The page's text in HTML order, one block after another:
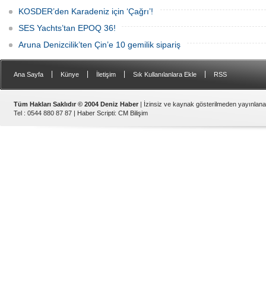
KOSDER’den Karadeniz için ‘Çağrı’!
SES Yachts’tan EPOQ 36!
Aruna Denizcilik’ten Çin’e 10 gemilik sipariş
Ana Sayfa Künye İletişim Sık Kullanılanlara Ekle RSS
Tüm Hakları Saklıdır © 2004 Deniz Haber | İzinsiz ve kaynak gösterilmeden
Tel : 0544 880 87 87 | Haber Scripti: CM Bilişim